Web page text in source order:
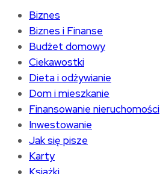
Biznes
Biznes i Finanse
Budżet domowy
Ciekawostki
Dieta i odżywianie
Dom i mieszkanie
Finansowanie nieruchomości
Inwestowanie
Jak się pisze
Karty